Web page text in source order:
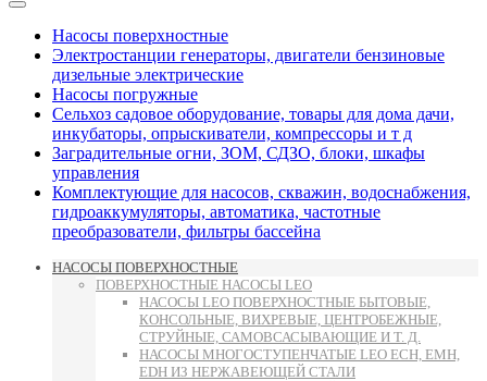
Насосы поверхностные
Электростанции генераторы, двигатели бензиновые
дизельные электрические
Насосы погружные
Сельхоз садовое оборудование, товары для дома дачи,
инкубаторы, опрыскиватели, компрессоры и т д
Заградительные огни, ЗОМ, СДЗО, блоки, шкафы
управления
Комплектующие для насосов, скважин, водоснабжения,
гидроаккумуляторы, автоматика, частотные
преобразователи, фильтры бассейна
НАСОСЫ ПОВЕРХНОСТНЫЕ
ПОВЕРХНОСТНЫЕ НАСОСЫ LEO
НАСОСЫ LEO ПОВЕРХНОСТНЫЕ БЫТОВЫЕ,
КОНСОЛЬНЫЕ, ВИХРЕВЫЕ, ЦЕНТРОБЕЖНЫЕ,
СТРУЙНЫЕ, САМОВСАСЫВАЮЩИЕ И Т. Д.
НАСОСЫ МНОГОСТУПЕНЧАТЫЕ LEO ECH, EMH,
EDH ИЗ НЕРЖАВЕЮЩЕЙ СТАЛИ